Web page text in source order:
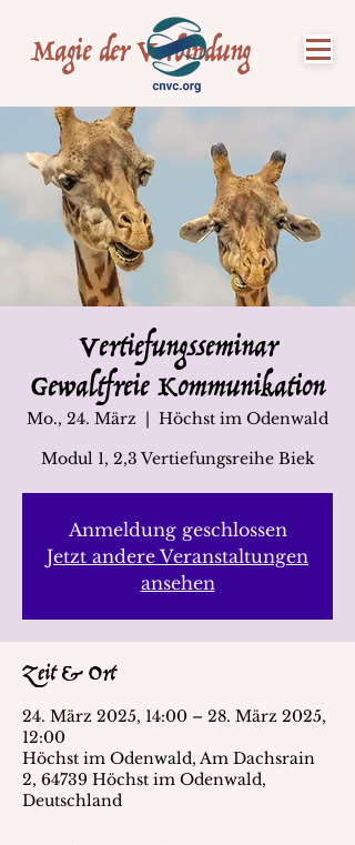
Magie der Verbindung
Vertiefungsseminar
Gewaltfreie Kommunikation
Mo., 24. März
  |
Höchst im Odenwald
Modul 1, 2,3 Vertiefungsreihe Biek
Anmeldung geschlossen
Jetzt andere Veranstaltungen
ansehen
Zeit & Ort
24. März 2025, 14:00 – 28. März 2025,
12:00
Höchst im Odenwald, Am Dachsrain
2, 64739 Höchst im Odenwald,
Deutschland